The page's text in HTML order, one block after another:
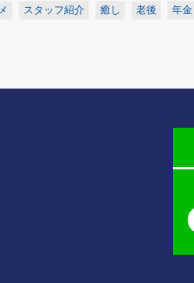
スタッフ紹介 癒し 老後 年金